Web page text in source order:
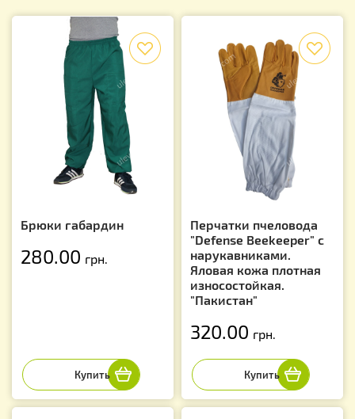
Брюки габардин
280.00 грн.
Перчатки пчеловода
"Defense Beekeeper" с
нарукавниками.
Яловая кожа плотная
износостойкая.
"Пакистан"
320.00 грн.